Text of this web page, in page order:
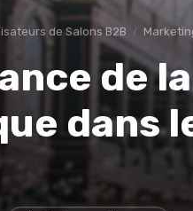
de Salons B2B
de
dans